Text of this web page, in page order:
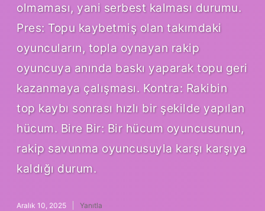
olmaması, yani serbest kalması durumu.
Pres: Topu kaybetmiş olan takımdaki
oyuncuların, topla oynayan rakip
oyuncuya anında baskı yaparak topu geri
kazanmaya çalışması. Kontra: Rakibin
top kaybı sonrası hızlı bir şekilde yapılan
hücum. Bire Bir: Bir hücum oyuncusunun,
rakip savunma oyuncusuyla karşı karşıya
kaldığı durum.
Aralık 10, 2025 Yanıtla